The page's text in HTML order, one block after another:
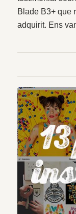
Blade B3+ que
adquirit. Ens